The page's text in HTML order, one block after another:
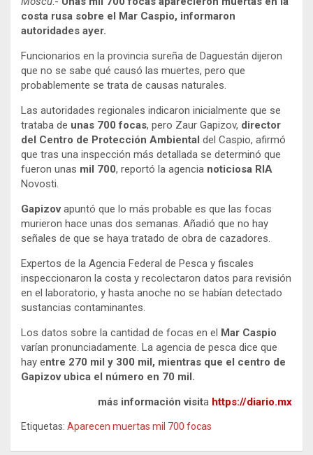
costa rusa sobre el Mar Caspio, informaron
autoridades ayer.
Funcionarios en la provincia sureña de Daguestán dijeron
que no se sabe qué causó las muertes, pero que
probablemente se trata de causas naturales.
Las autoridades regionales indicaron inicialmente que se
trataba de unas 700 focas, pero Zaur Gapizov, director
del Centro de Protección Ambiental del Caspio, afirmó
que tras una inspección más detallada se determinó que
fueron unas mil 700, reportó la agencia noticiosa RIA
Novosti.
Gapizovapuntó que lo más probable es que las focas
murieron hace unas dos semanas. Añadió que no hay
señales de que se haya tratado de obra de cazadores.
Expertos de la Agencia Federal de Pesca y fiscales
inspeccionaron la costa y recolectaron datos para revisión
en el laboratorio, y hasta anoche no se habían detectado
sustancias contaminantes.
Los datos sobre la cantidad de focas en el Mar Caspio
varían pronunciadamente. La agencia de pesca dice que
hay entre 270 mil y 300 mil, mientras que el centro de
Gapizov ubica el número en 70 mil.
más información visita https://diario.mx
Etiquetas: Aparecen muertas mil 700 focas